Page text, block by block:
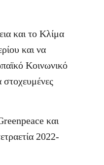
και το Κλίμα
και να
Κοινωνικό
και
2022-